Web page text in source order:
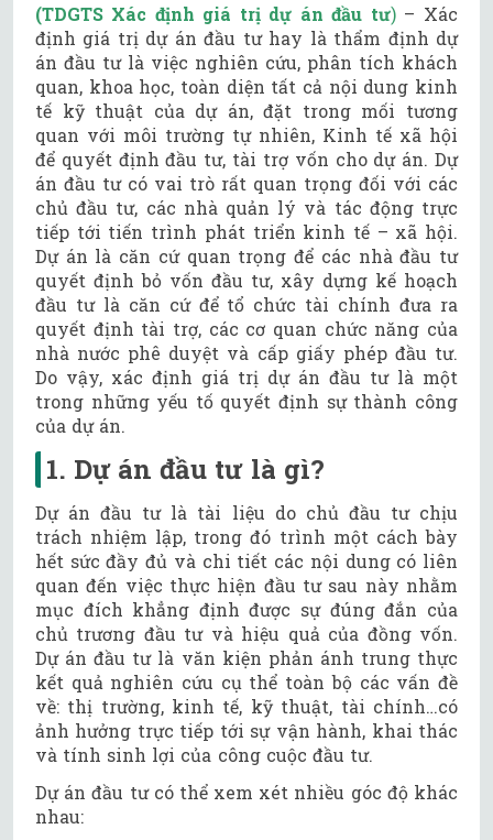
(TDGTS Xác định giá trị dự án đầu tư) – Xác
định giá trị dự án đầu tư hay là thẩm định dự
án đầu tư là việc nghiên cứu, phân tích khách
quan, khoa học, toàn diện tất cả nội dung kinh
tế kỹ thuật của dự án, đặt trong mối tương
quan với môi trường tự nhiên, Kinh tế xã hội
để quyết định đầu tư, tài trợ vốn cho dự án. Dự
án đầu tư có vai trò rất quan trọng đối với các
chủ đầu tư, các nhà quản lý và tác động trực
tiếp tới tiến trình phát triển kinh tế – xã hội.
Dự án là căn cứ quan trọng để các nhà đầu tư
quyết định bỏ vốn đầu tư, xây dựng kế hoạch
đầu tư là căn cứ để tổ chức tài chính đưa ra
quyết định tài trợ, các cơ quan chức năng của
nhà nước phê duyệt và cấp giấy phép đầu tư.
Do vậy, xác định giá trị dự án đầu tư là một
trong những yếu tố quyết định sự thành công
của dự án.
1. Dự án đầu tư là gì?
Dự án đầu tư là tài liệu do chủ đầu tư chịu
trách nhiệm lập, trong đó trình một cách bày
hết sức đầy đủ và chi tiết các nội dung có liên
quan đến việc thực hiện đầu tư sau này nhằm
mục đích khẳng định được sự đúng đắn của
chủ trương đầu tư và hiệu quả của đồng vốn.
Dự án đầu tư là văn kiện phản ánh trung thực
kết quả nghiên cứu cụ thể toàn bộ các vấn đề
về: thị trường, kinh tế, kỹ thuật, tài chính…có
ảnh hưởng trực tiếp tới sự vận hành, khai thác
và tính sinh lợi của công cuộc đầu tư.
Dự án đầu tư có thể xem xét nhiều góc độ khác
nhau: